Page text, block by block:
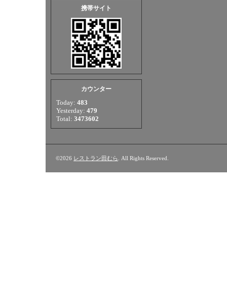
携帯サイト
カウンター
Today: 483
Yesterday: 479
Total: 3473602
©2026 レストラン田むら . All Rights Reserved.